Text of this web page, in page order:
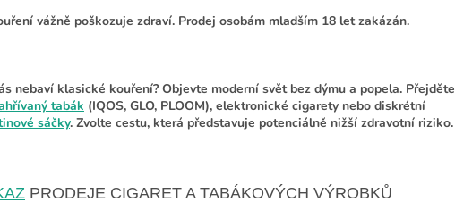
vážně poškozuje zdraví. Prodej osobám mladším 18 let zakázán.
nebaví klasické kouření?Objevte moderní svět bez dýmu a popela. Přejděte
tabák (IQOS, GLO, PLOOM), elektronické cigarety nebo diskrétní
sáčky. Zvolte cestu, která představuje potenciálně nižší zdravotní riziko.
PRODEJE CIGARET A TABÁKOVÝCH VÝROBKŮ